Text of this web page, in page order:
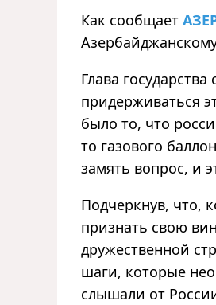
Как сообщает
Глава
придерживаться
было то, что
то газового
замять вопрос, и
Подчеркнув, что,
признать свою
дружественной
шаги, которые
слышали от